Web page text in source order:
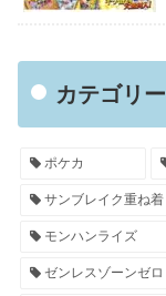
カテゴリー
ポケカ
サンブレイク重ね着
モンハンライズ
ゼンレスゾーンゼロ